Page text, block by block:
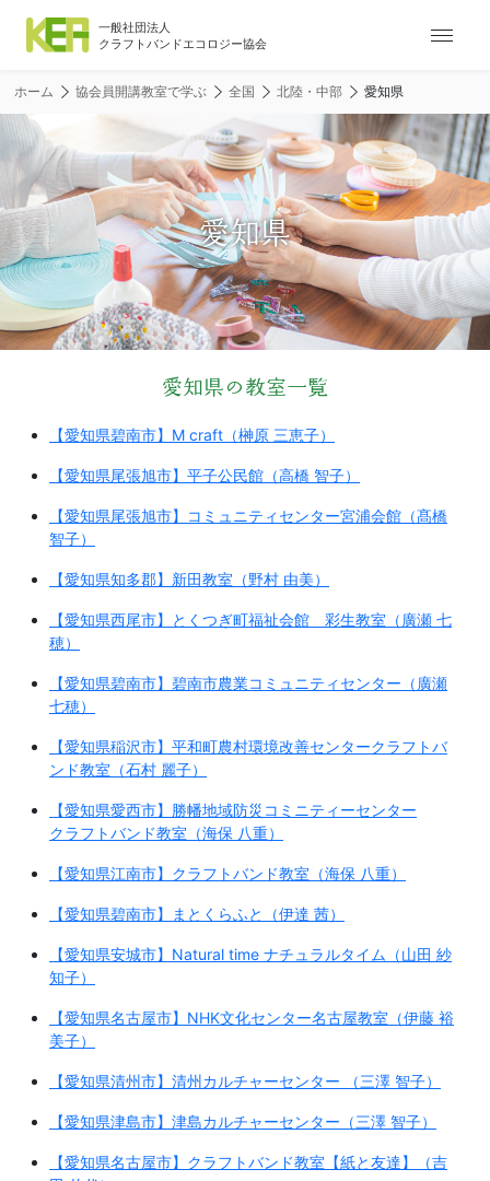
ナ
ー
シ
ョ
メ
ニ
ュ
ホーム 協会員開講教室で学ぶ 全国 北陸・中部 愛知県
愛知県
愛知県の教室一覧
【愛知県碧南市】M craft（榊原 三恵子）
【愛知県尾張旭市】平子公民館（高橋 智子）
【愛知県尾張旭市】コミュニティセンター宮浦会館（髙橋
智子）
【愛知県知多郡】新田教室（野村 由美）
【愛知県西尾市】とくつぎ町福祉会館 彩生教室（廣瀬 七
穂）
【愛知県碧南市】碧南市農業コミュニティセンター（廣瀬
七穂）
【愛知県稲沢市】平和町農村環境改善センタークラフトバ
ンド教室（石村 麗子）
【愛知県愛西市】勝幡地域防災コミニティーセンター
クラフトバンド教室（海保 八重）
【愛知県江南市】クラフトバンド教室（海保 八重）
【愛知県碧南市】まとくらふと（伊達 茜）
【愛知県安城市】Natural time ナチュラルタイム（山田 紗
知子）
【愛知県名古屋市】NHK文化センター名古屋教室（伊藤 裕
美子）
【愛知県清州市】清州カルチャーセンター （三澤 智子）
【愛知県津島市】津島カルチャーセンター（三澤 智子）
【愛知県名古屋市】クラフトバンド教室【紙と友達】（吉